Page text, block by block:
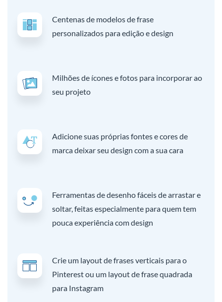
Centenas de modelos de frase
personalizados para edição e design
Milhões de ícones e fotos para incorporar ao
seu projeto
Adicione suas próprias fontes e cores de
marca deixar seu design com a sua cara
Ferramentas de desenho fáceis de arrastar e
soltar, feitas especialmente para quem tem
pouca experiência com design
Crie um layout de frases verticais para o
Pinterest ou um layout de frase quadrada
para Instagram